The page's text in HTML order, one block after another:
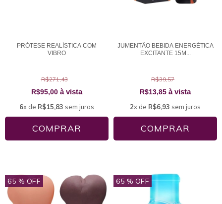
PRÓTESE REALÍSTICA COM
VIBRO
R$271,43
R$95,00 à vista
6x de R$15,83 sem juros
COMPRAR
JUMENTÃO BEBIDA ENERGÉTICA
EXCITANTE 15M...
R$39,57
R$13,85 à vista
2x de R$6,93 sem juros
65 % OFF 65 % OFF